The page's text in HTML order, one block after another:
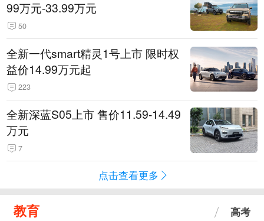
99万元-33.99万元
50
全新一代smart精灵1号上市 限时权
益价14.99万元起
223
全新深蓝S05上市 售价11.59-14.49
万元
7
点击查看更多
教育 高考